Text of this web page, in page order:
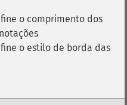
o comprimento dos
o estilo de borda das